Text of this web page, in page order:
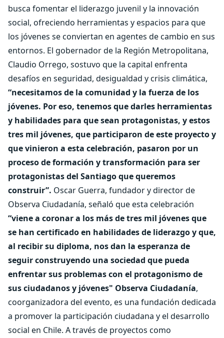
busca fomentar el liderazgo juvenil y la innovación
social, ofreciendo herramientas y espacios para que
los jóvenes se conviertan en agentes de cambio en sus
entornos. El gobernador de la Región Metropolitana,
Claudio Orrego, sostuvo que la capital enfrenta
desafíos en seguridad, desigualdad y crisis climática,
“necesitamos de la comunidad y la fuerza de los
jóvenes. Por eso, tenemos que darles herramientas
y habilidades para que sean protagonistas, y estos
tres mil jóvenes, que participaron de este proyecto y
que vinieron a esta celebración, pasaron por un
proceso de formación y transformación para ser
protagonistas del Santiago que queremos
construir”. Oscar Guerra, fundador y director de
Observa Ciudadanía, señaló que esta celebración
“viene a coronar a los más de tres mil jóvenes que
se han certificado en habilidades de liderazgo y que,
al recibir su diploma, nos dan la esperanza de
seguir construyendo una sociedad que pueda
enfrentar sus problemas con el protagonismo de
sus ciudadanos y jóvenes" Observa Ciudadanía,
coorganizadora del evento, es una fundación dedicada
a promover la participación ciudadana y el desarrollo
social en Chile. A través de proyectos como